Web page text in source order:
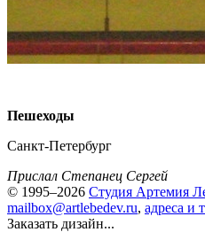
Пешеходы
Санкт-Петербург
Прислал Степанец Сергей
© 1995–2026 Студия Артемия
mailbox@artlebedev.ru, адреса и
Заказать дизайн...